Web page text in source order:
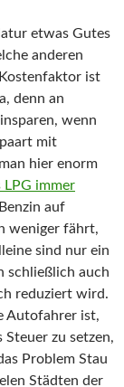
etwas Gutes
anderen
ist
denn an
wenn
mit
hier enorm
LPG immer
auf
weniger fährt,
sind nur ein
schließlich auch
reduziert wird.
Autofahrer ist,
zu setzen,
Problem Stau
Städten der